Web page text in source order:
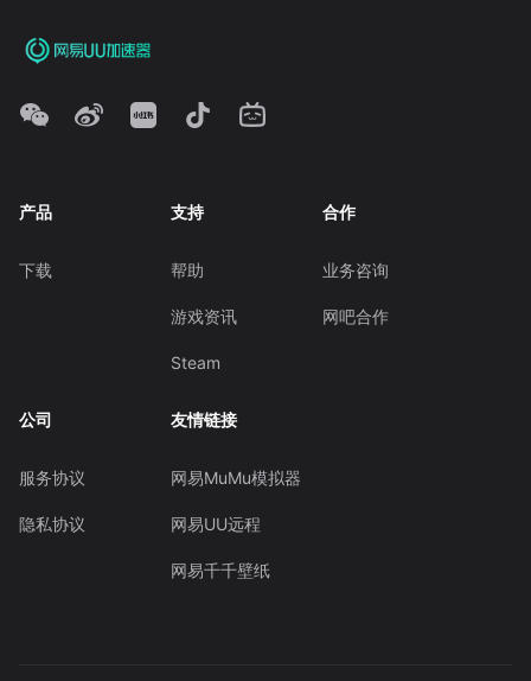
产品
下载
支持
帮助
游戏资讯
Steam
合作
业务咨询
网吧合作
公司
服务协议
隐私协议
友情链接
网易MuMu模拟器
网易UU远程
网易千千壁纸